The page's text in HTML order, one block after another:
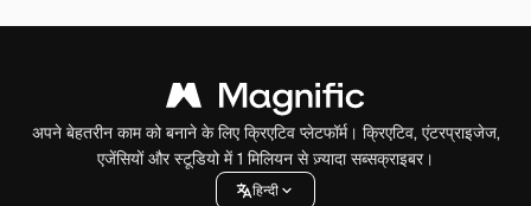
अपने बेहतरीन काम को बनाने के लिए क्रिएटिव प्लेटफॉर्म। क्रिएटिव, एंटरप्राइजेज,
एजेंसियों और स्टूडियो में 1 मिलियन से ज़्यादा सब्सक्राइबर।
हिन्दी